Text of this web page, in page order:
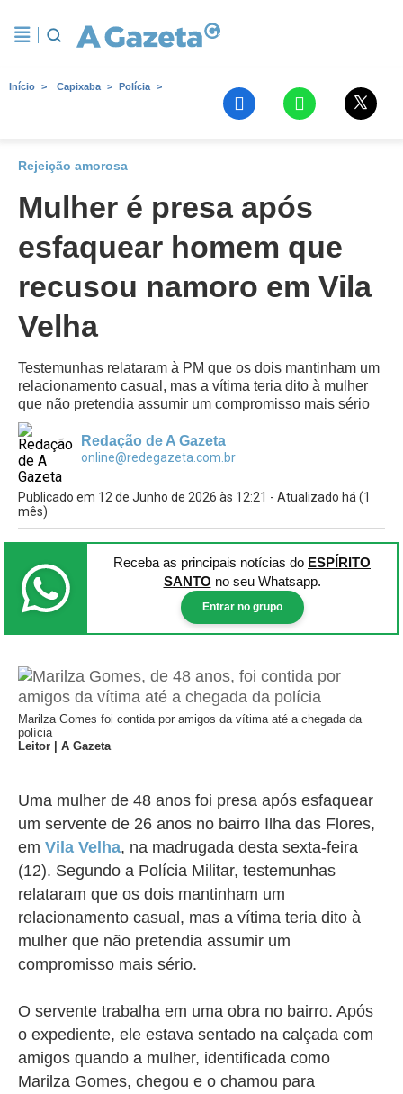
Início Capixaba Polícia
Rejeição amorosa
Mulher é presa após
esfaquear homem que
recusou namoro em Vila
Velha
Testemunhas relataram à PM que os dois mantinham um
relacionamento casual, mas a vítima teria dito à mulher
que não pretendia assumir um compromisso mais sério
Redação de A Gazeta
online@redegazeta.com.br
Publicado em 12 de Junho de 2026 às 12:21 - Atualizado há (1
mês)
Receba as principais notícias do ESPÍRITO
SANTO no seu Whatsapp.
Entrar no grupo
Marilza Gomes foi contida por amigos da vítima até a chegada da
polícia
Leitor | A Gazeta
Uma mulher de 48 anos foi presa após esfaquear
um servente de 26 anos no bairro Ilha das Flores,
em Vila Velha, na madrugada desta sexta-feira
(12). Segundo a Polícia Militar, testemunhas
relataram que os dois mantinham um
relacionamento casual, mas a vítima teria dito à
mulher que não pretendia assumir um
compromisso mais sério.
O servente trabalha em uma obra no bairro. Após
o expediente, ele estava sentado na calçada com
amigos quando a mulher, identificada como
Marilza Gomes, chegou e o chamou para